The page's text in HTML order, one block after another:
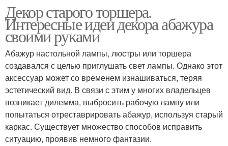
Абажур для торшера
Декор старого торшера.
Интересные идеи декора абажура
своими руками
Абажур настольной лампы, люстры или торшера
создавался с целью приглушать свет лампы. Однако этот
аксессуар может со временем изнашиваться, теряя
эстетический вид. В связи с этим у многих владельцев
возникает дилемма, выбросить рабочую лампу или
попытаться отреставрировать абажур, используя старый
каркас. Существует множество способов исправить
ситуацию, проявив немного фантазии.